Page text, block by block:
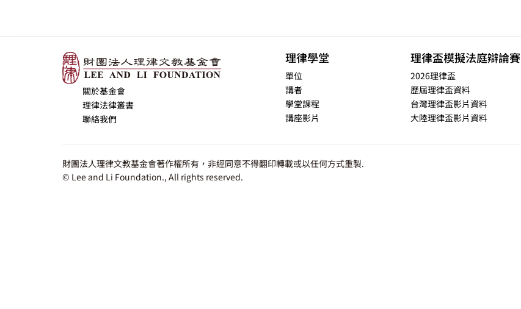
關於基金會
理律法律叢書
聯絡我們
理律學堂
單位
講者
學堂課程
講座影片
理律盃模擬法庭辯論賽
2026理律盃
歷屆理律盃資料
台灣理律盃影片資料
大陸理律盃影片資料
財團法人理律文教基金會著作權所有，非經同意不得翻印轉載或以任何方式重製.
© Lee and Li Foundation., All rights reserved.